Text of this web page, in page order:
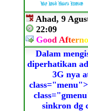
Ahad, 9
22:09
Good Afterno
Dalam
diperhatikan
3G nya
sinkron dg